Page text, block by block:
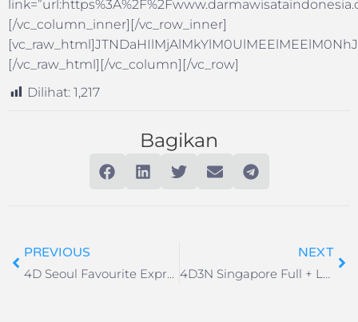
[/vc_column_inner][/vc_row_inner]
[/vc_raw_html][/vc_column][/vc_row]
Dilihat: 1,217
Bagikan
PREVIOUS
4D Seoul Favourite Express
NEXT
4D3N Singapore Full + Legoland SIC